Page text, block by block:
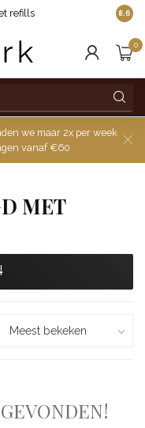
refills 8.6
0
we maar 2x per week
vanaf €60
MET